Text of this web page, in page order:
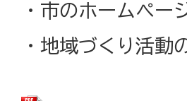
・市のホームペー
・地域づく